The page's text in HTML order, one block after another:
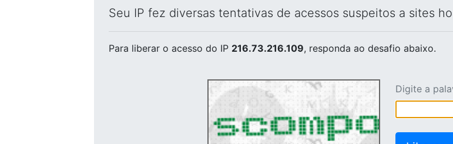
Seu IP fez diversas tentativas de acessos suspeitos a sites
Para liberar o acesso do IP 216.73.216.109, responda ao desafio abaixo.
Digite a